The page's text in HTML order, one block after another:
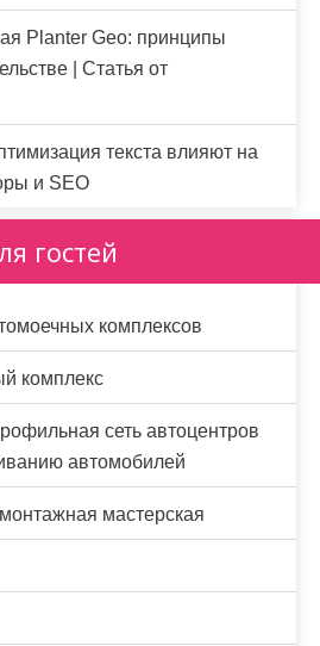
Planter Geo: принципы
| Статья от
текста влияют на
и SEO
гостей
комплексов
комплекс
сеть автоцентров
автомобилей
мастерская